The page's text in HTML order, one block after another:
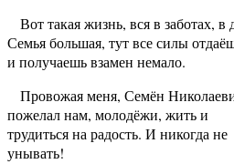
Вот такая жизнь, вся в заботах, в
Семья большая, тут все силы
и получаешь взамен немало.
Провожая меня, Семён
пожелал нам, молодёжи, жить и
трудиться на радость. И никогда не
унывать!